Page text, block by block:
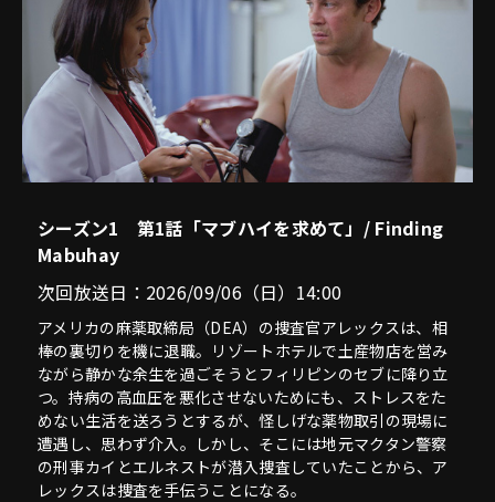
シーズン1 第1話「マブハイを求めて」/ Finding
Mabuhay
次回放送日：2026/09/06（日）14:00
アメリカの麻薬取締局（DEA）の捜査官アレックスは、相
棒の裏切りを機に退職。リゾートホテルで土産物店を営み
ながら静かな余生を過ごそうとフィリピンのセブに降り立
つ。持病の高血圧を悪化させないためにも、ストレスをた
めない生活を送ろうとするが、怪しげな薬物取引の現場に
遭遇し、思わず介入。しかし、そこには地元マクタン警察
の刑事カイとエルネストが潜入捜査していたことから、ア
レックスは捜査を手伝うことになる。